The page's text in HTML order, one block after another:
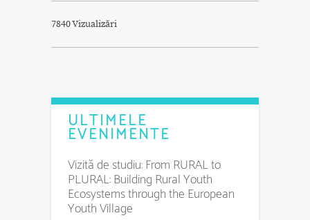
7840 Vizualizări
ULTIMELE
EVENIMENTE
Vizită de studiu: From RURAL to
PLURAL: Building Rural Youth
Ecosystems through the European
Youth Village